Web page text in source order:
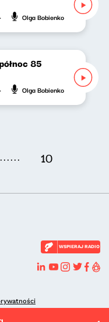
Olga Bobienko
85
Olga Bobienko
10
WSPIERAJ RADIO